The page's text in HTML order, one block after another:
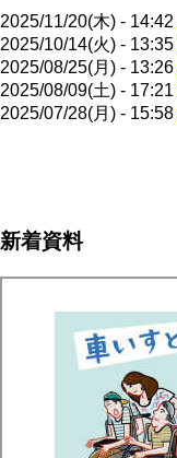
2025/11/20(木) - 14:42
2025/10/14(火) - 13:35
2025/08/25(月) - 13:26
2025/08/09(土) - 17:21
2025/07/28(月) - 15:58
送
新着資料